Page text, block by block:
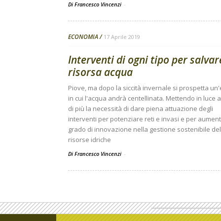
Di Francesco Vincenzi -
ECONOMIA 17 Aprile 2019
Interventi di ogni tipo per
risorsa acqua
Piove, ma dopo la siccità invernale si prospetta
in cui l'acqua andrà centellinata. Mettendo in luce
di più la necessità di dare piena attuazione degli
interventi per potenziare reti e invasi e per
grado di innovazione nella gestione sostenibile
risorse idriche
Di Francesco Vincenzi -